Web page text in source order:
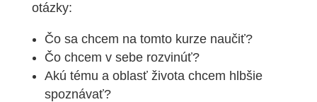
otázky:
Čo sa chcem na tomto kurze naučiť?
Čo chcem v sebe rozvinúť?
Akú tému a oblasť života chcem hlbšie
spoznávať?